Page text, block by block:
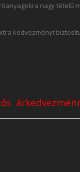
nagy tételű
kedvezményt